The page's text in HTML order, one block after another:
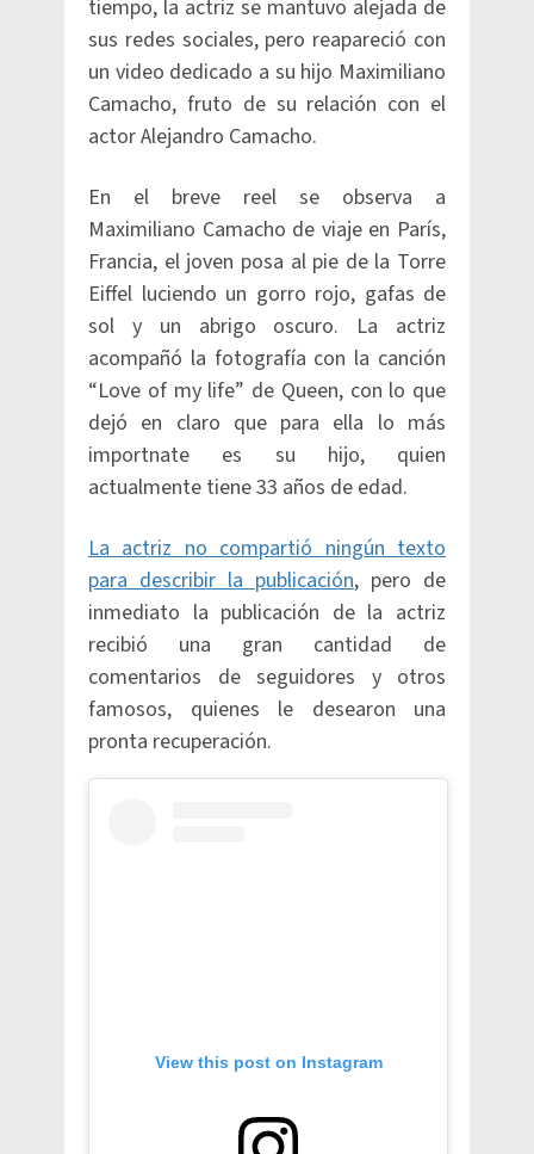
tiempo, la actriz se mantuvo alejada de
sus redes sociales, pero reapareció con
un video dedicado a su hijo Maximiliano
Camacho, fruto de su relación con el
actor Alejandro Camacho.
En el breve reel se observa a
Maximiliano Camacho de viaje en París,
Francia, el joven posa al pie de la Torre
Eiffel luciendo un gorro rojo, gafas de
sol y un abrigo oscuro. La actriz
acompañó la fotografía con la canción
“Love of my life” de Queen, con lo que
dejó en claro que para ella lo más
importnate es su hijo, quien
actualmente tiene 33 años de edad.
La actriz no compartió ningún texto
para describir la publicación, pero de
inmediato la publicación de la actriz
recibió una gran cantidad de
comentarios de seguidores y otros
famosos, quienes le desearon una
pronta recuperación.
View this post on Instagram